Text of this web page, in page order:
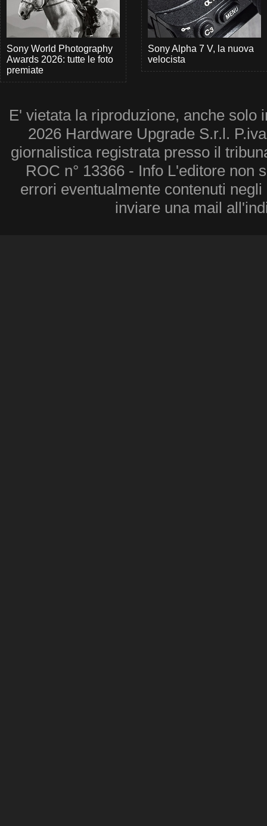
Sony World Photography
Awards 2026: tutte le foto
premiate
Sony Alpha 7 V, la nuova
velocista
E' vietata la riproduzione, anche solo
2026 Hardware Upgrade S.r.l.
giornalistica registrata presso il
ROC n° 13366 - Info L'editore non
errori eventualmente contenuti
inviare una mail